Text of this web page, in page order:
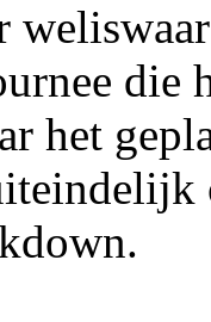
die
het